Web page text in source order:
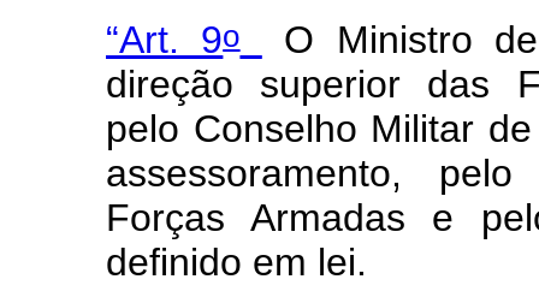
“Art. 9o
O Ministro
direção superior das
pelo Conselho Militar
assessoramento,
Forças Armadas e
definido em lei.